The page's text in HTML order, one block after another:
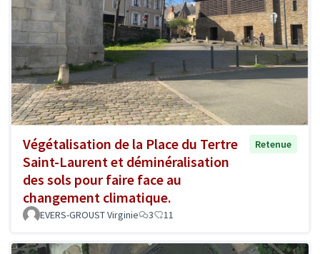
Végétalisation de la Place du Tertre
Saint-Laurent et déminéralisation
des sols pour faire face au
changement climatique.
Retenue
EVERS-GROUST Virginie 3 11